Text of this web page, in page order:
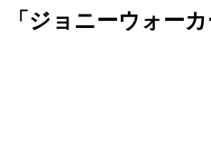
「ジョニーウォー